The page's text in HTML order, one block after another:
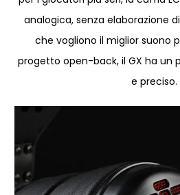
analogica, senza elaborazione
che vogliono il miglior suono
progetto open-back, il GX ha un
e preciso.